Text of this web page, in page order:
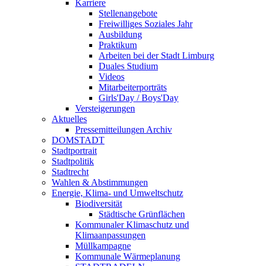
Karriere
Stellenangebote
Freiwilliges Soziales Jahr
Ausbildung
Praktikum
Arbeiten bei der Stadt Limburg
Duales Studium
Videos
Mitarbeiterporträts
Girls'Day / Boys'Day
Versteigerungen
Aktuelles
Pressemitteilungen Archiv
DOMSTADT
Stadtportrait
Stadtpolitik
Stadtrecht
Wahlen & Abstimmungen
Energie, Klima- und Umweltschutz
Biodiversität
Städtische Grünflächen
Kommunaler Klimaschutz und
Klimaanpassungen
Müllkampagne
Kommunale Wärmeplanung